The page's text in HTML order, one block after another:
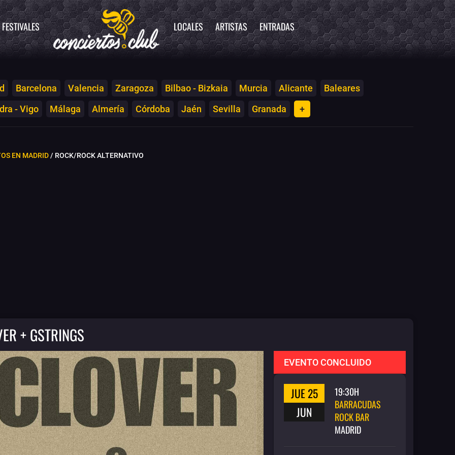
FESTIVALES LOCALES ARTISTAS ENTRADAS
Barcelona Valencia Zaragoza Bilbao - Bizkaia Murcia Alicante
Baleares
- Vigo
Málaga Almería Córdoba Jaén Sevilla Granada +
EN MADRID/ ROCK/ROCK ALTERNATIVO
+ GSTRINGS
EVENTO CONCLUIDO
JUE 25
JUN
19:30H
BARRACUDAS
ROCK BAR
MADRID